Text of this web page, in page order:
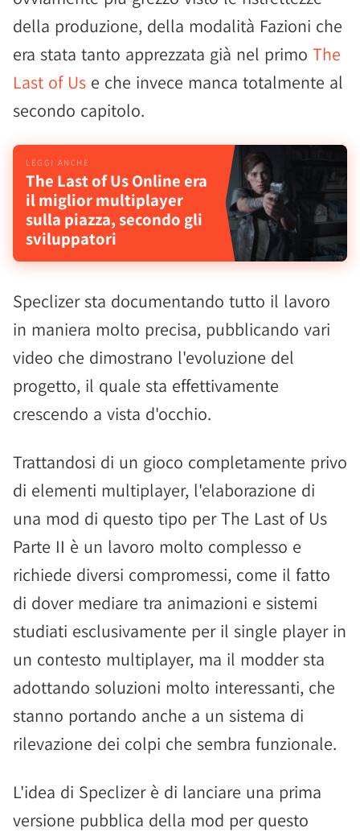
della produzione, della modalità Fazioni che
era stata tanto apprezzata già nel primo The
Last of Us e che invece manca totalmente al
secondo capitolo.
The Last of Us Online era
il miglior multiplayer
sulla piazza, secondo gli
sviluppatori
Speclizer sta documentando tutto il lavoro
in maniera molto precisa, pubblicando vari
video che dimostrano l'evoluzione del
progetto, il quale sta effettivamente
crescendo a vista d'occhio.
Trattandosi di un gioco completamente privo
di elementi multiplayer, l'elaborazione di
una mod di questo tipo per The Last of Us
Parte II è un lavoro molto complesso e
richiede diversi compromessi, come il fatto
di dover mediare tra animazioni e sistemi
studiati esclusivamente per il single player in
un contesto multiplayer, ma il modder sta
adottando soluzioni molto interessanti, che
stanno portando anche a un sistema di
rilevazione dei colpi che sembra funzionale.
L'idea di Speclizer è di lanciare una prima
versione pubblica della mod per questo